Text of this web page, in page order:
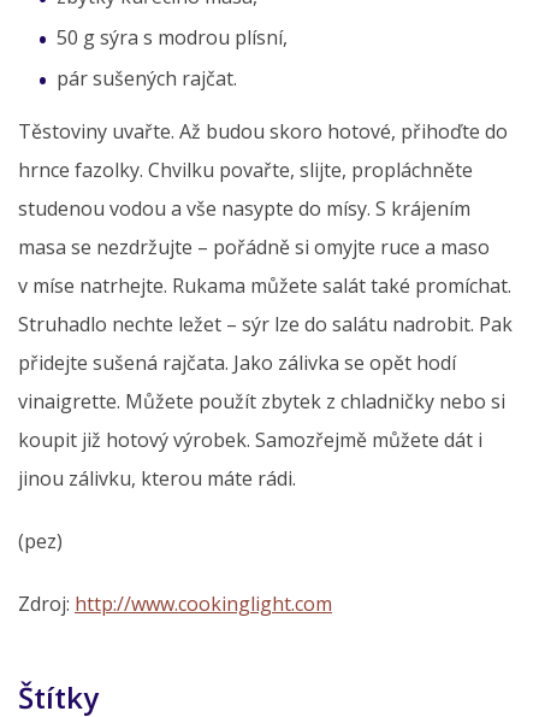
50 g sýra s modrou plísní,
pár sušených rajčat.
Těstoviny uvařte. Až budou skoro hotové, přihoďte do
hrnce fazolky. Chvilku povařte, slijte, propláchněte
studenou vodou a vše nasypte do mísy. S krájením
masa se nezdržujte – pořádně si omyjte ruce a maso
v míse natrhejte. Rukama můžete salát také promíchat.
Struhadlo nechte ležet – sýr lze do salátu nadrobit. Pak
přidejte sušená rajčata. Jako zálivka se opět hodí
vinaigrette. Můžete použít zbytek z chladničky nebo si
koupit již hotový výrobek. Samozřejmě můžete dát i
jinou zálivku, kterou máte rádi.
(pez)
Zdroj: http://www.cookinglight.com
Štítky